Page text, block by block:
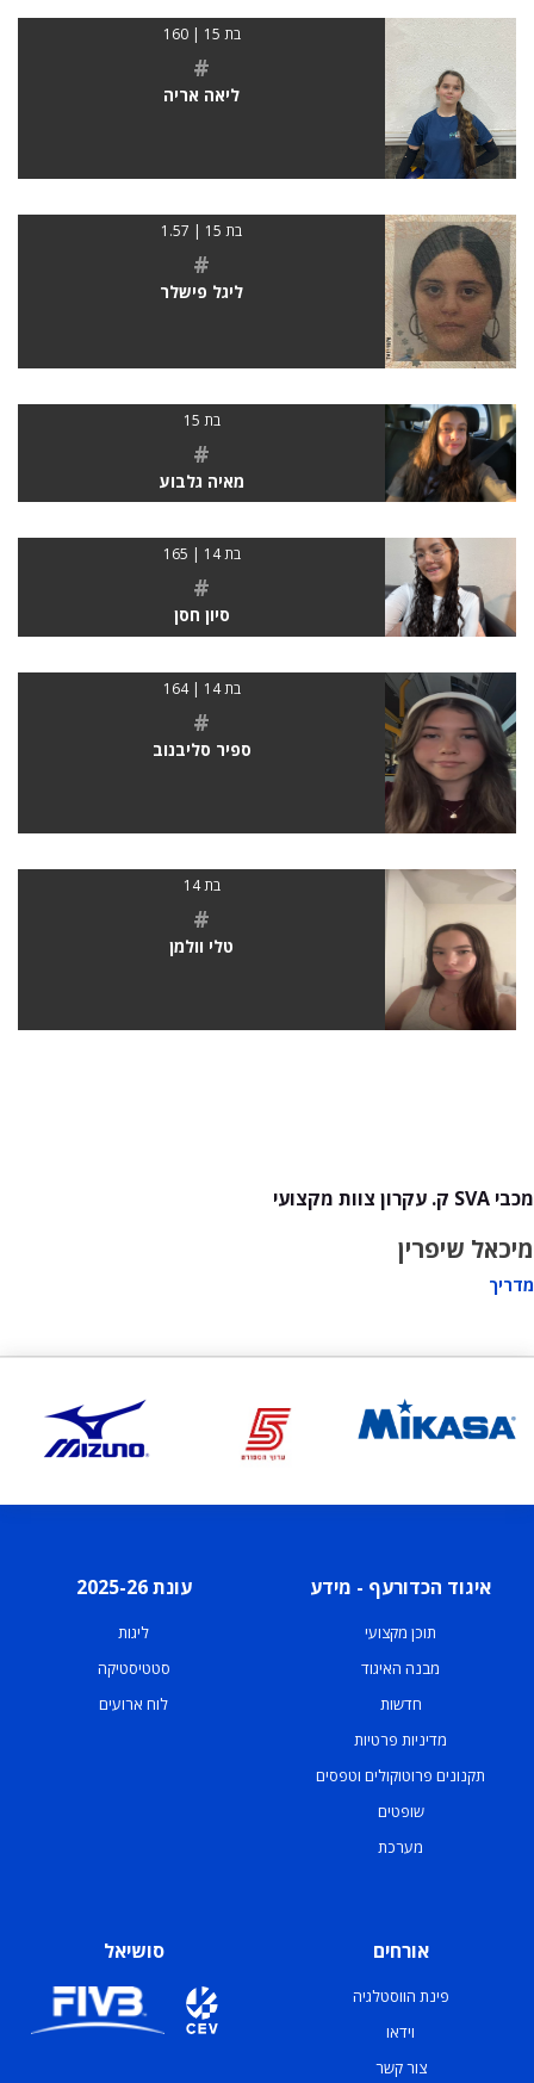
בת 15 | 160
#
ליאה אריה
בת 15 | 1.57
#
ליגל פישלר
בת 15
#
מאיה גלבוע
בת 14 | 165
#
סיון חסן
בת 14 | 164
#
ספיר סליבנוב
בת 14
#
טלי וולמן
מכבי SVA ק. עקרון צוות מקצועי
מיכאל שיפרין
מדריך
איגוד הכדורעף - מידע
תוכן מקצועי
מבנה האיגוד
חדשות
מדיניות פרטיות
תקנונים פרוטוקולים וטפסים
שופטים
מערכת
עונת 2025-26
ליגות
סטטיסטיקה
לוח ארועים
אורחים
פינת הווסטלגיה
וידאו
צור קשר
סושיאל